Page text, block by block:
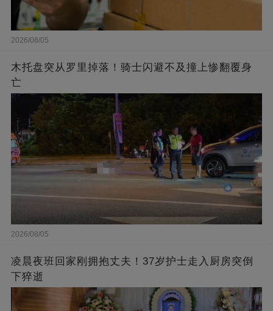
2026/08/05
木托盘突从罗里掉落！骑士闪避不及撞上惨翻覆身
亡
2026/08/05
凌晨夜班回家刚拥抱丈夫！37岁护士走入厨房突倒
下猝逝